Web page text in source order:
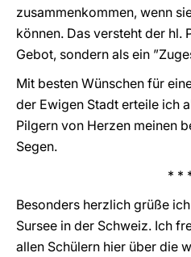
zusammenkommen, wenn
können. Das versteht der hl.
Gebot, sondern als ein
Mit besten Wünschen für
der Ewigen Stadt erteile ich
Pilgern von Herzen meinen
Segen.
* *
Besonders herzlich grüße
Sursee in der Schweiz. Ich
allen Schülern hier über die